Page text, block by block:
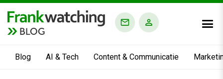
BLOG
Blog AI & Tech Content & Communicatie